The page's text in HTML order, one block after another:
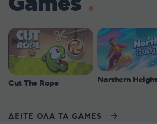
Cut The Rope Northern
ΔΕΙΤΕ ΟΛΑ ΤΑ GAMES